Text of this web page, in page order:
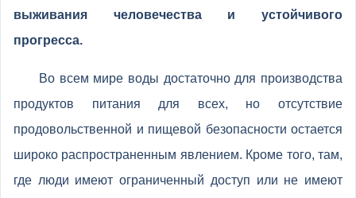
выживания человечества и устойчивого
прогресса.
Во всем мире воды достаточно для производства
продуктов питания для всех, но отсутствие
продовольственной и пищевой безопасности остается
широко распространенным явлением. Кроме того, там,
где люди имеют ограниченный доступ или не имеют